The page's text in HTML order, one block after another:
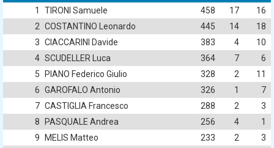
1 TIRONI Samuele 458 17
16
2 COSTANTINO Leonardo 445 14
18
3 CIACCARINI Davide 383 4
10
4 SCUDELLER Luca 364 7
6
5
PIANO Federico Giulio 328 2
11
6 GAROFALO Antonio 326 1
7
7 CASTIGLIA Francesco 288 2
3
8
PASQUALE Andrea 256 4
1
9
MELIS Matteo 233 2
3